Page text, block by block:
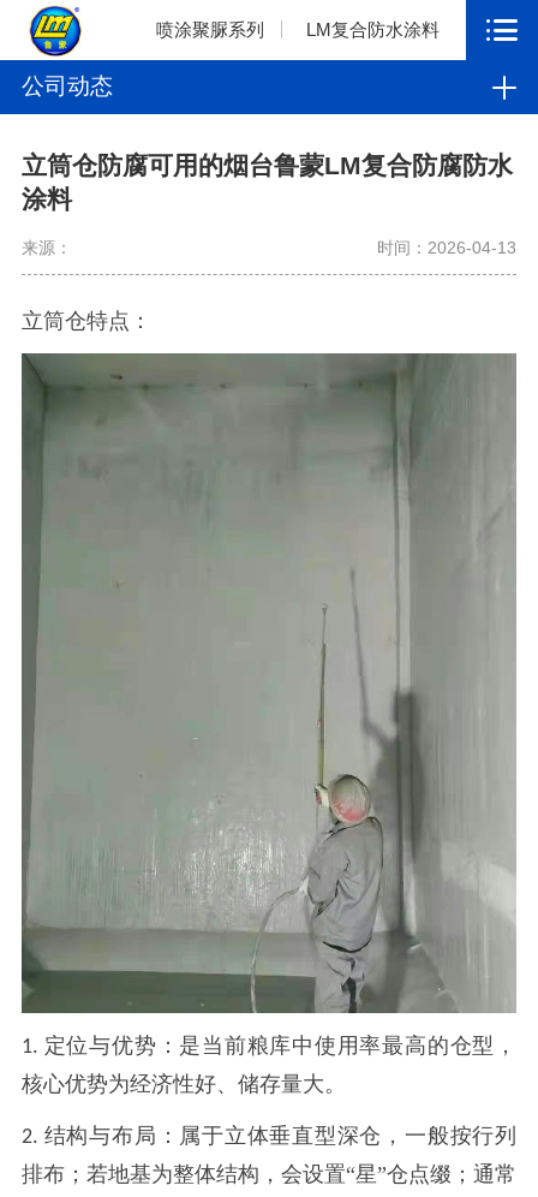
喷涂聚脲系列 LM复合防水涂料
公司动态
立筒仓防腐可用的烟台鲁蒙LM复合防腐防水
涂料
来源： 时间：2026-04-13
立筒仓特点：
1. 定位与优势：是当前粮库中使用率最高的仓型，
核心优势为经济性好、储存量大。
2. 结构与布局：属于立体垂直型深仓，一般按行列
排布；若地基为整体结构，会设置“星”仓点缀；通常